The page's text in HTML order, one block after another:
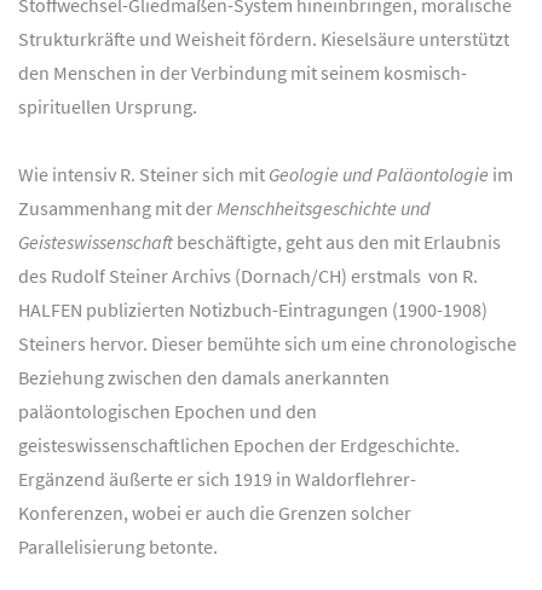
Stoffwechsel-Gliedmaßen-System hineinbringen, moralische
Strukturkräfte und Weisheit fördern. Kieselsäure unterstützt
den Menschen in der Verbindung mit seinem kosmisch-
spirituellen Ursprung.
Wie intensiv R. Steiner sich mit Geologie und Paläontologie im
Zusammenhang mit derMenschheitsgeschichte und
Geisteswissenschaftbeschäftigte, geht aus den mit Erlaubnis
des Rudolf Steiner Archivs (Dornach/CH) erstmals von R.
HALFEN publizierten Notizbuch-Eintragungen (1900-1908)
Steiners hervor. Dieser bemühte sich um eine chronologische
Beziehung zwischen den damals anerkannten
paläontologischen Epochen und den
geisteswissenschaftlichen Epochen der Erdgeschichte.
Ergänzend äußerte er sich 1919 in Waldorflehrer-
Konferenzen, wobei er auch die Grenzen solcher
Parallelisierung betonte.